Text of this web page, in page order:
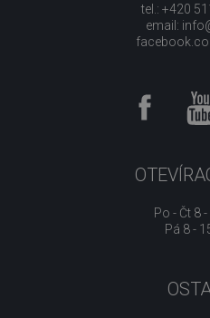
tel.: +420
email:
Po - Čt 8
Pá 8 -